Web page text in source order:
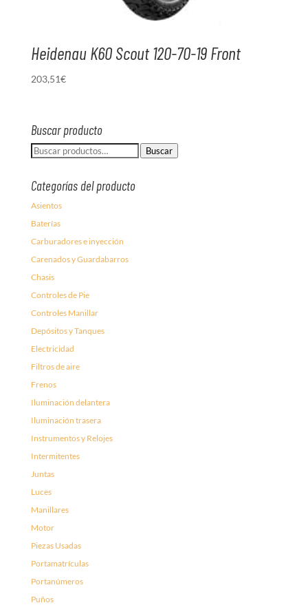
Heidenau K60 Scout 120-70-19 Front
203,51€
Buscar producto
Buscar
Buscar
Categorías del producto
Asientos
Baterías
Carburadores e inyección
Carenados y Guardabarros
Chasis
Controles de Pie
Controles Manillar
Depósitos y Tanques
Electricidad
Filtros de aire
Frenos
Iluminación delantera
Iluminación trasera
Instrumentos y Relojes
Intermitentes
Juntas
Luces
Manillares
Motor
Piezas Usadas
Portamatrículas
Portanúmeros
Puños